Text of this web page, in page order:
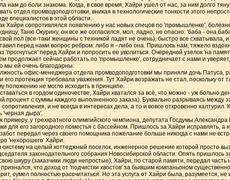
нам до боли знакома. Когда, в свое время, Хайри ушел от нас, за ним долго
отдел промводоподготовки, вникая в технологические тонкости этого
специалистов в этой области.
Хайри сопротивлялся появлению у нас новых спецов по 'промышленке',
Таню Окурину, он все же согласился, мол, ладно, не опасно: 'баба - она
пол (все-таки женщины с техникой ладят не очень), быстро все
перед нами вопрос ребром: либо я - либо она. Пришлось нам, тяжело
'прогнуться' перед Хайри и попросить ее уволиться. Очередной узелок 'на
продолжает сейчас работать по 'промышленке', сотрудничает с нами и
мы ей очень благодарны.
офис-менеджера отдела промводоподготовки мы приняли дочь Патуса,
его протекция требовала уважения. Тут Хайри возражать не стал, поскольку от
положению не могло исходить в принципе.
в гордом одиночестве, Хайри хватался за всё, что можно - уж больно
процент с суммы каждого выполненного заказа). Буквально разрываясь между
и не всегда в интересах дела, а то и вовсе откровенно халтурил.
'черная дыра'.
примеру, у трехкратного олимпийского чемпиона, депутата Госдумы
для его загородного поместья с бассейном. Пришлось за Хайри исправлять,
передал через своего помощника пожелание больше никогда с нами не
'нехорошего' Хайри.
систему на целый коттеджный поселок, инженерное решение которой просто
законодательного собрания Новосибирской области. Опять пришлось
шкуру (заказчики люди непростые), Хайри, по старой памяти, передал
что доход от 'подчистки хвостов' за бывшим компаньоном
сумел полностью рассчитаться. Но эта услуга от Хайри была, разумеется, не